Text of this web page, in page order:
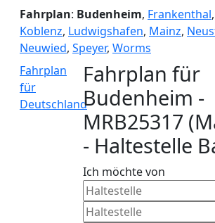
Fahrplan: Budenheim, Frankenthal,
Koblenz, Ludwigshafen, Mainz,
Neuwied, Speyer, Worms
Fahrplan
für
Deutschland
Fahrplan für
Budenheim -
MRB25317
- Haltestelle
Ich möchte von